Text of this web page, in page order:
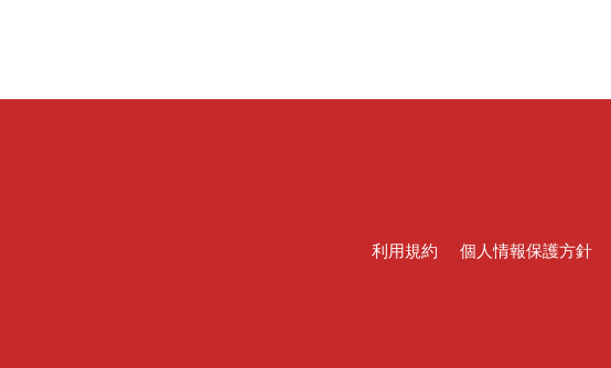
利用規約 個人情報保護方針